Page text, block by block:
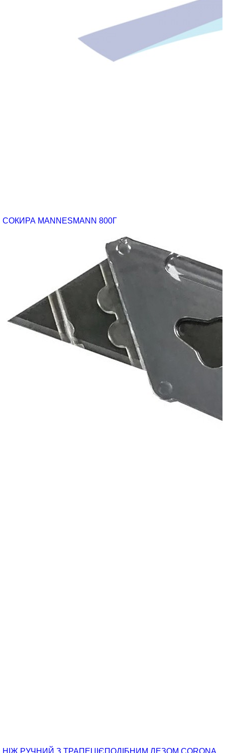
СОКИРА MANNESMANN 800Г
НІЖ РУЧНИЙ З ТРАПЕЦІЄПОДІБНИМ ЛЕЗОМ CORONA